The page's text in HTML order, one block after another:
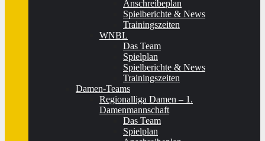
Anschreibeplan
Spielberichte & News
Trainingszeiten
WNBL
Das Team
Spielplan
Spielberichte & News
Trainingszeiten
Damen-Teams
Regionalliga Damen – 1.
Damenmannschaft
Das Team
Spielplan